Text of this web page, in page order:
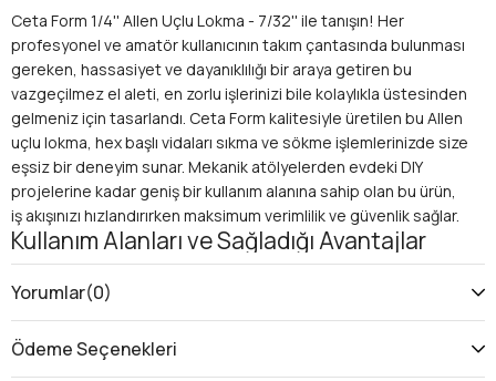
Ceta Form 1/4'' Allen Uçlu Lokma - 7/32'' ile tanışın! Her
profesyonel ve amatör kullanıcının takım çantasında bulunması
gereken, hassasiyet ve dayanıklılığı bir araya getiren bu
vazgeçilmez el aleti, en zorlu işlerinizi bile kolaylıkla üstesinden
gelmeniz için tasarlandı. Ceta Form kalitesiyle üretilen bu Allen
uçlu lokma, hex başlı vidaları sıkma ve sökme işlemlerinizde size
eşsiz bir deneyim sunar. Mekanik atölyelerden evdeki DIY
projelerine kadar geniş bir kullanım alanına sahip olan bu ürün,
iş akışınızı hızlandırırken maksimum verimlilik ve güvenlik sağlar.
Kullanım Alanları ve Sağladığı Avantajlar
Neden Ceta Form 1/4'' Allen Uçlu Lokma Seçmelisiniz?
Üstün Dayanıklılık:
yoğun kullanıma karşı olağanüstü direnç gösterir.
Paslanma ve aşınmaya karşı özel olarak işlenmiş yüzeyi
Yorumlar(0)
Ödeme Seçenekleri